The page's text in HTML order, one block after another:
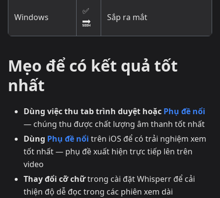
Windows
✅
🔜
Sắp ra mắt
Mẹo để có kết quả tốt
nhất
Dùng việc thu tab trình duyệt hoặc Phụ đề nổi
— chúng thu được chất lượng âm thanh tốt nhất
Dùng Phụ đề nổi trên iOS để có trải nghiệm xem
tốt nhất — phụ đề xuất hiện trực tiếp lên trên
video
Thay đổi cỡ chữtrong cài đặt Whisperr để cải
thiện độ dễ đọc trong các phiên xem dài